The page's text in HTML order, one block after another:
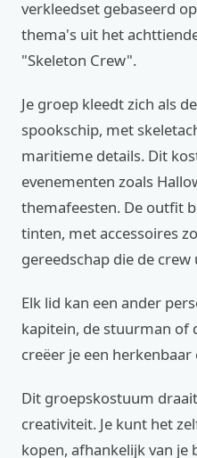
verkleedset gebaseerd
thema's uit het
"Skeleton Crew".
Je groep kleedt zich als
spookschip, met
maritieme details. Dit
evenementen zoals
themafeesten. De outfit
tinten, met accessoires
gereedschap die de crew
Elk lid kan een ander
kapitein, de stuurman of
creëer je een
Dit groepskostuum
creativiteit. Je kunt het
kopen, afhankelijk van je